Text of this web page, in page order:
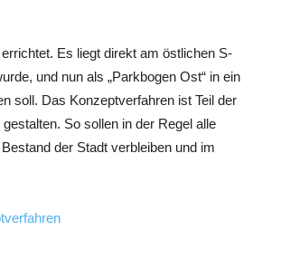
Es liegt direkt am östlichen S-
und nun als „Parkbogen Ost“ in ein
soll. Das Konzeptverfahren ist Teil der
So sollen in der Regel alle
der Stadt verbleiben und im